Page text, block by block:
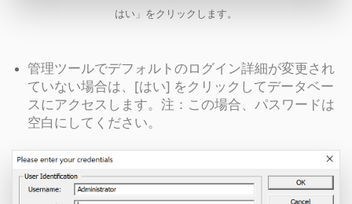
はい」をクリックします。
管理ツールでデフォルトのログイン詳細が変更され
ていない場合は、[はい] をクリックしてデータベー
スにアクセスします。注：この場合、パスワードは
空白にしてください。